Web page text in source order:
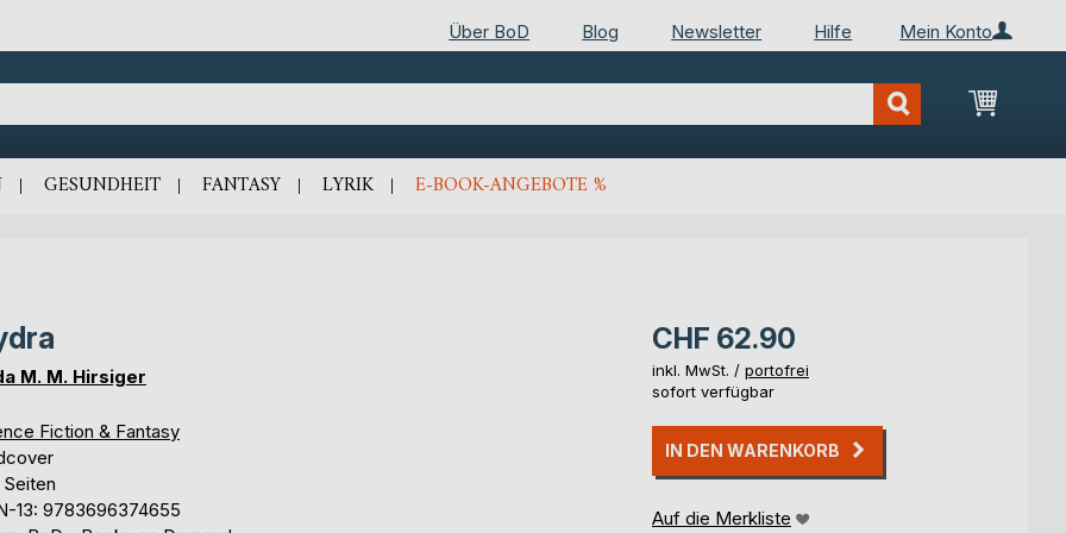
Mein Konto
Über BoD Blog Newsletter Hilfe
Mein
GESUNDHEIT FANTASY LYRIK E-BOOK-ANGEBOTE %
M. M. Hirsiger
Fiction & Fantasy
13: 9783696374655
CHF 62.90
inkl. MwSt. / portofrei
sofort verfügbar
IN DEN WARENKORB
Auf die Merkliste